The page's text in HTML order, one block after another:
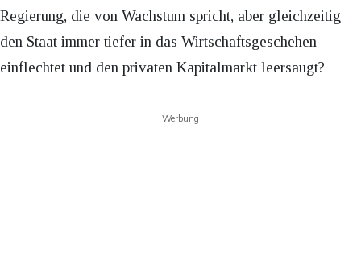
Regierung, die von Wachstum spricht, aber gleichzeitig
den Staat immer tiefer in das Wirtschaftsgeschehen
einflechtet und den privaten Kapitalmarkt leersaugt?
Werbung